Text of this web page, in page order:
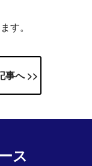
す。
事へ >>
ス